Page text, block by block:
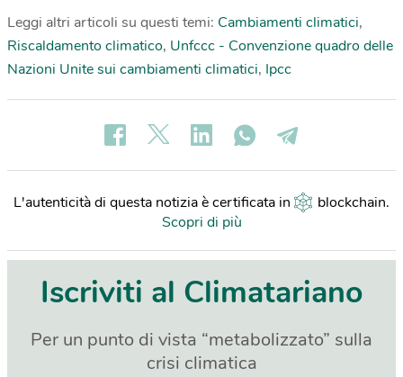
Leggi altri articoli su questi temi: Cambiamenti climatici,
Riscaldamento climatico, Unfccc - Convenzione quadro delle
Nazioni Unite sui cambiamenti climatici, Ipcc
L'autenticità di questa notizia è certificata in blockchain.
Scopri di più
Iscriviti al Climatariano
Per un punto di vista “metabolizzato” sulla
crisi climatica